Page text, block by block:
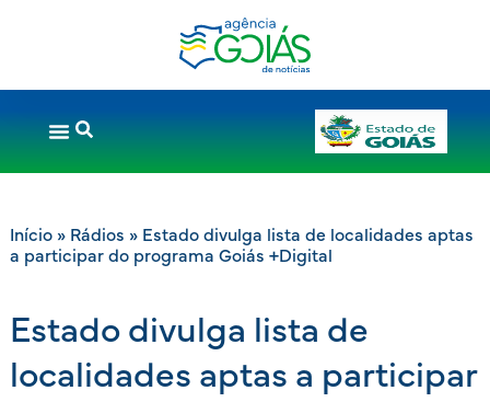
Início» Rádios » Estado divulga lista de localidades aptas
a participar do programa Goiás +Digital
Estado divulga lista de
localidades aptas a participar